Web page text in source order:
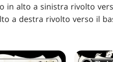
in alto a sinistra rivolto
a destra rivolto verso il